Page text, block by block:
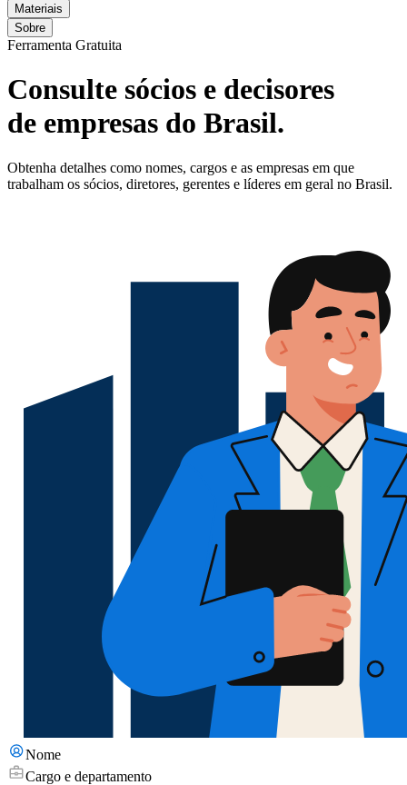
Materiais
Sobre
Ferramenta Gratuita
Consulte sócios e decisores
de empresas do Brasil.
Obtenha detalhes como nomes, cargos e as empresas em que
trabalham os sócios, diretores, gerentes e líderes em geral no Brasil.
Nome
Cargo e departamento